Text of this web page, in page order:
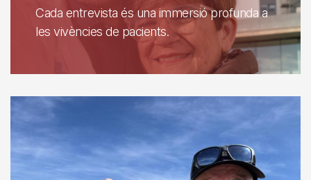
Cada entrevista és una immersió profunda a
les vivències de pacients.